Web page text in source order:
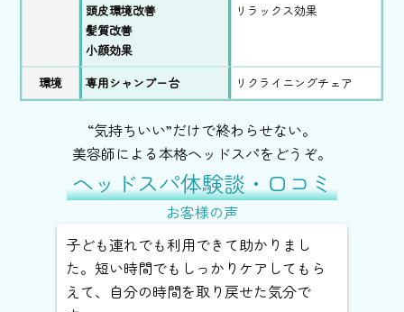
頭皮環境改善
髪質改善
小顔効果
リラックス効果
環境 専用シャンプー台 リクライニングチェア
“気持ちいい”だけで終わらせない。
美容師による本格ヘッドスパをどうぞ。
ヘッドスパ体験談・口コミ
お客様の声
子ども連れでも利用できて助かりまし
た。短い時間でもしっかりケアしてもら
えて、自分の時間を取り戻せた気分で